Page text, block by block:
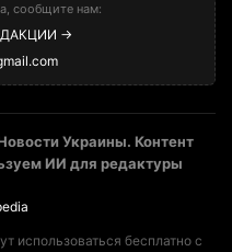
сообщите нам:
→
Украины. Контент
ИИ для редактуры
использоваться бесплатно с